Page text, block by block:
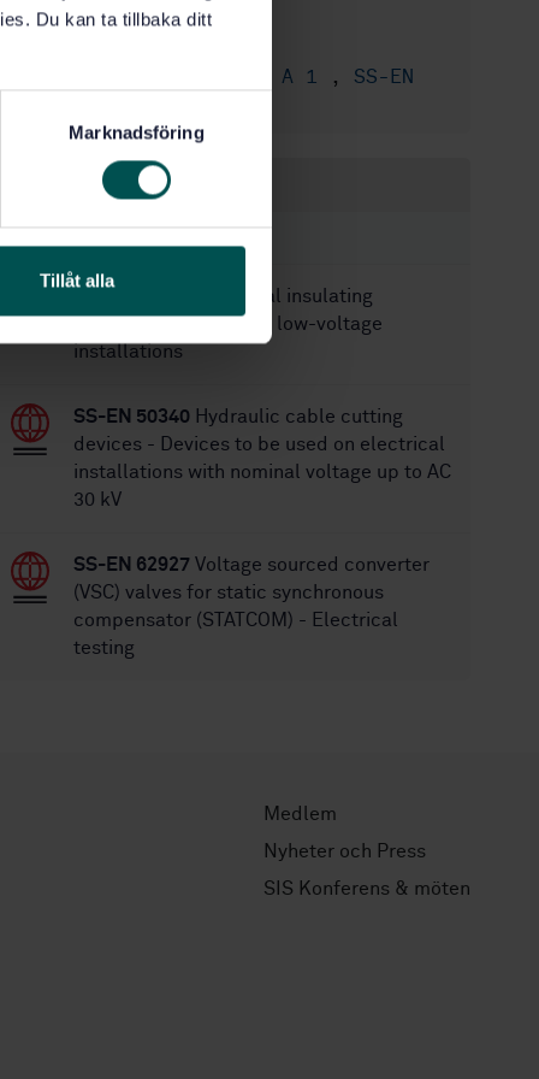
Du kan ta tillbaka ditt
Marknadsföring
Tillåt alla
Approved: 10/20/2021
SS-EN 61243-1 A 1 , SS-EN
Within the same area
Electrical insulating
protective clothing for low-voltage
installations
SS-EN 50340 Hydraulic cable cutting
devices - Devices to be used on electrical
installations with nominal voltage up to AC
30 kV
SS-EN 62927 Voltage sourced converter
(VSC) valves for static synchronous
compensator (STATCOM) - Electrical
testing
Medlem
Nyheter och Press
SIS Konferens & möten